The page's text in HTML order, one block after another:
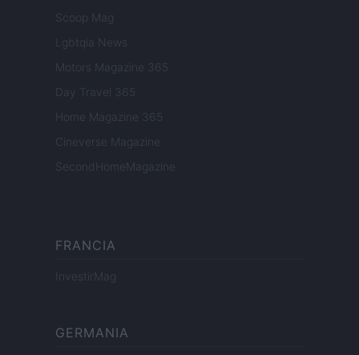
Scoop Mag
Lgbtqia News
Motors Magazine 365
Day Travel 365
Home Magazine 365
Cineverse Magazine
SecondHomeMagazine
FRANCIA
InvestirMag
GERMANIA